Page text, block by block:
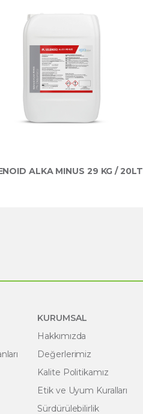
ALKA MINUS 29 KG / 20LT
KURUMSAL
Hakkımızda
Değerlerimiz
Kalite Politikamız
Etik ve Uyum Kuralları
Sürdürülebilirlik